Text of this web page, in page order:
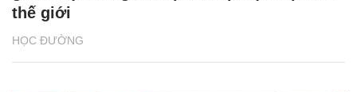
HỌC ĐƯỜNG
thế giới